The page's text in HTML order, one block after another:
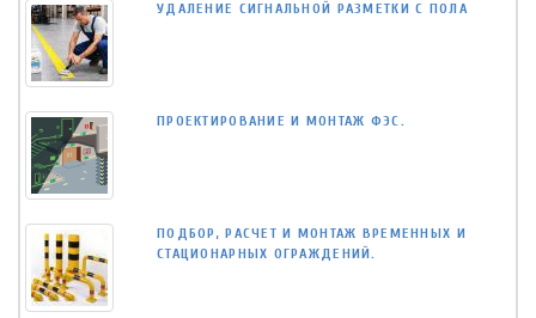
УДАЛЕНИЕ СИГНАЛЬНОЙ РАЗМЕТКИ С ПОЛА
ПРОЕКТИРОВАНИЕ И МОНТАЖ ФЭС.
ПОДБОР, РАСЧЕТ И МОНТАЖ ВРЕМЕННЫХ И
СТАЦИОНАРНЫХ ОГРАЖДЕНИЙ.